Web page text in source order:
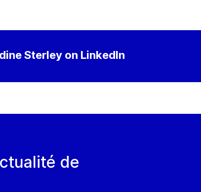
Sterley on LinkedIn
de